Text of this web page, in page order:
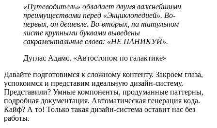
«Путеводитель» обладает двумя важнейшими
преимуществами перед «Энциклопедией». Во-
первых, он дешевле. Во-вторых, на титульном
листе крупными буквами выведены
сакраментальные слова: «НЕ ПАНИКУЙ».
Дуглас Адамс. «Автостопом по галактике»
Давайте подготовимся к сложному контенту. Закроем глаза,
успокоимся и представим идеальную дизайн-систему.
Представили? Умные компоненты, продуманные паттерны,
подробная документация. Автоматическая генерация кода.
Кайф? А то! Только такая дизайн-система оставит нас без
работы.